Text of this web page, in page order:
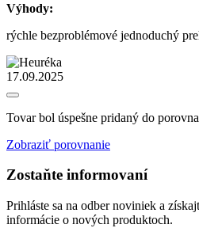
Výhody:
rýchle bezproblémové jednoduchý
17.09.2025
Tovar bol úspešne pridaný do
Zobraziť porovnanie
Zostaňte informovaní
Prihláste sa na odber noviniek a
informácie o nových produktoch.